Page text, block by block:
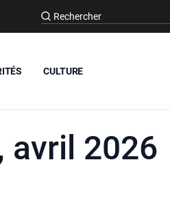
CULTURE
avril 2026